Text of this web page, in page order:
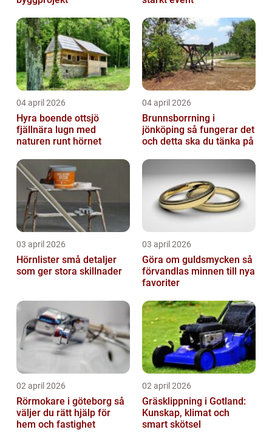
04 april 2026
Hyra boende ottsjö
fjällnära lugn med
naturen runt hörnet
04 april 2026
Brunnsborrning i
jönköping så fungerar det
och detta ska du tänka på
03 april 2026
Hörnlister små detaljer
som ger stora skillnader
03 april 2026
Göra om guldsmycken så
förvandlas minnen till nya
favoriter
02 april 2026
Rörmokare i göteborg så
väljer du rätt hjälp för
hem och fastighet
02 april 2026
Gräsklippning i Gotland:
Kunskap, klimat och
smart skötsel